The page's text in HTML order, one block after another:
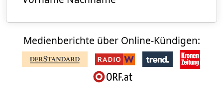
Medienberichte über Online-Kündigen: